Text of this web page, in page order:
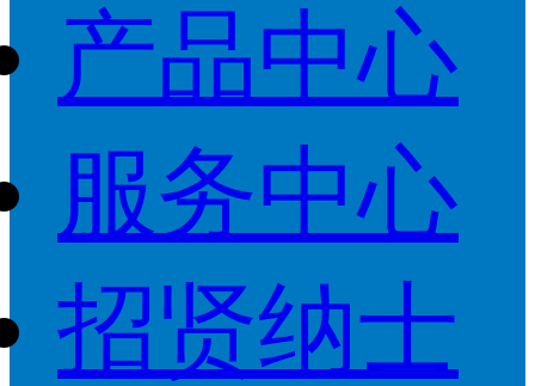
产品中心
服务中心
招贤纳士